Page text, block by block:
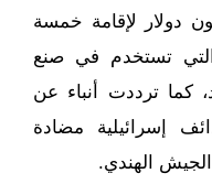
بعقد قيمته 140 مليون دولار لإقامة خمسة
التي تستخدم في صنع
كما ترددت أنباء عن
إسرائيلية مضادة
الهندي.